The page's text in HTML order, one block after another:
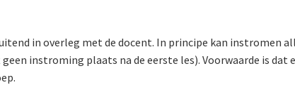
in overleg met de docent. In principe kan instromen
geen instroming plaats na de eerste les). Voorwaarde is